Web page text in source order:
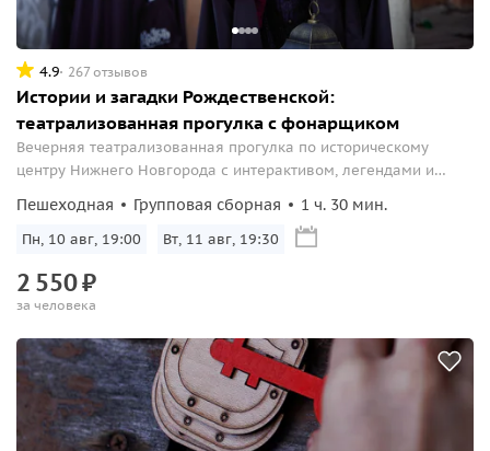
4.9 267 отзывов
Истории и загадки Рождественской:
театрализованная прогулка с фонарщиком
Вечерняя театрализованная прогулка по историческому
центру Нижнего Новгорода с интерактивом, легендами и
Пешеходная Групповая сборная 1 ч. 30 мин.
Пн, 10 авг, 19:00 Вт, 11 авг, 19:30
2 550₽
за человека